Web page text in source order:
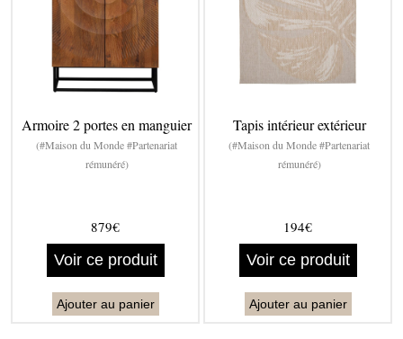
Armoire 2 portes en manguier
(#Maison du Monde #Partenariat
rémunéré)
879€
Voir ce produit
Ajouter au panier
Tapis intérieur extérieur
(#Maison du Monde #Partenariat
rémunéré)
194€
Voir ce produit
Ajouter au panier